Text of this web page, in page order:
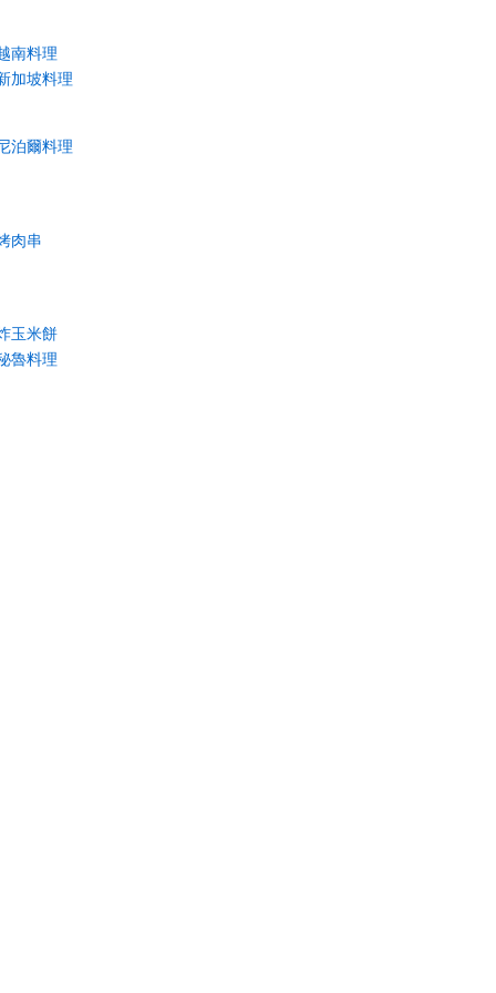
南料理
加坡料理
泊爾料理
肉串
玉米餅
魯料理